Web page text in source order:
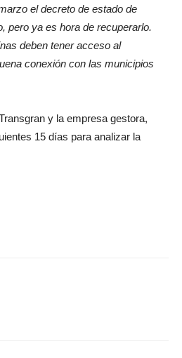
el decreto de estado de
pero ya es hora de recuperarlo.
deben tener acceso al
conexión con las municipios
y la empresa gestora,
15 días para analizar la